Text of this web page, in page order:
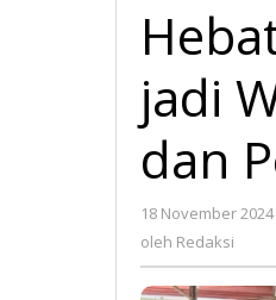
jadi
dan
18 November 2024
oleh Redaksi